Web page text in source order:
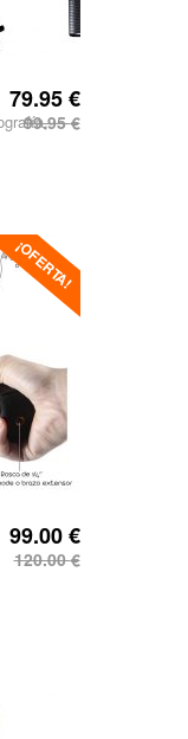
99.95€
79.95€
¡OFERTA!
120.00€
99.00€